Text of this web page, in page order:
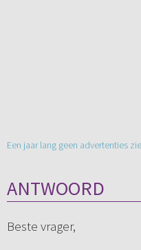
Een jaar lang geen advertenties
ANTWOORD
Beste vrager,